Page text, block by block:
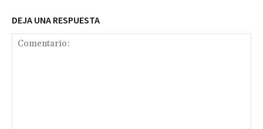
DEJA UNA RESPUESTA